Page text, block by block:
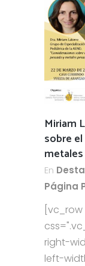
Miriam
sobre
En
Página
right-
left-